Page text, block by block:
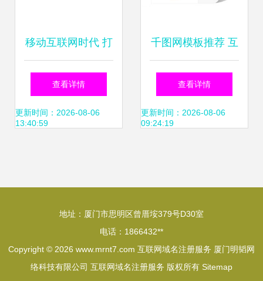
移动互联网时代 打
造你的个人专属名
片——以姓名为域
查看详情
更新时间：2026-08-06
13:40:59
千图网模板推荐 互
联网域名注册服务
主题PSD设计图下
查看详情
更新时间：2026-08-06
09:24:19
地址：厦门市思明区曾厝垵379号D30室
电话：1866432**
Copyright © 2026 www.mrnt7.com 互联网域名注册服务 厦门明韬网
络科技有限公司 互联网域名注册服务 版权所有 Sitemap